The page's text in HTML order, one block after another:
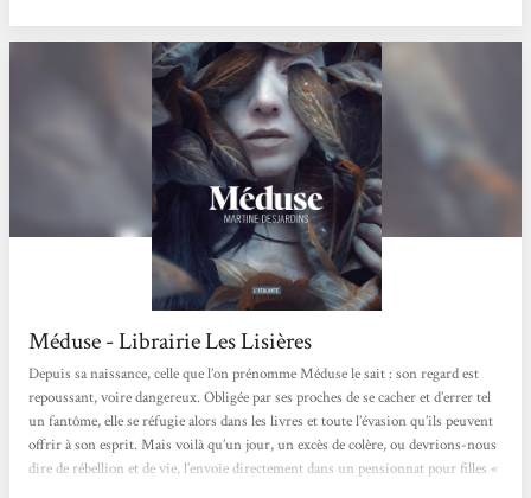
Méduse - Librairie Les Lisières
Depuis sa naissance, celle que l’on prénomme Méduse le sait : son regard est
repoussant, voire dangereux. Obligée par ses proches de se cacher et d’errer tel
un fantôme, elle se réfugie alors dans les livres et toute l’évasion qu’ils peuvent
offrir à son esprit. Mais voilà qu’un jour, un excès de colère, ou devrions-nous
dire de rébellion et de vie, l’envoie directement dans un pensionnat pour filles «